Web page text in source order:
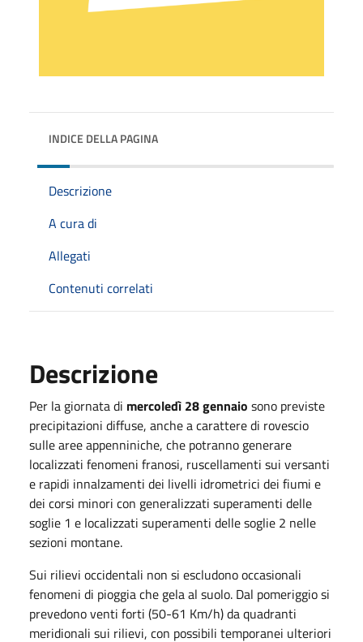
INDICE DELLA PAGINA
Descrizione
A cura di
Allegati
Contenuti correlati
Descrizione
Per la giornata di mercoledì 28 gennaio sono previste
precipitazioni diffuse, anche a carattere di rovescio
sulle aree appenniniche, che potranno generare
localizzati fenomeni franosi, ruscellamenti sui versanti
e rapidi innalzamenti dei livelli idrometrici dei fiumi e
dei corsi minori con generalizzati superamenti delle
soglie 1 e localizzati superamenti delle soglie 2 nelle
sezioni montane.
Sui rilievi occidentali non si escludono occasionali
fenomeni di pioggia che gela al suolo. Dal pomeriggio si
prevedono venti forti (50-61 Km/h) da quadranti
meridionali sui rilievi, con possibili temporanei ulteriori